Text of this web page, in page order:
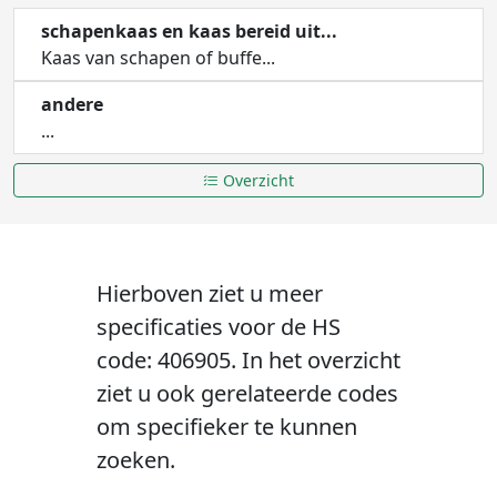
schapenkaas en kaas bereid uit...
Kaas van schapen of buffe...
andere
...
Overzicht
Hierboven ziet u meer
specificaties voor de HS
code: 406905. In het overzicht
ziet u ook gerelateerde codes
om specifieker te kunnen
zoeken.